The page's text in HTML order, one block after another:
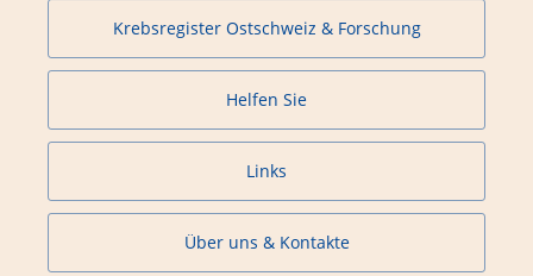
Krebsregister Ostschweiz & Forschung
Helfen Sie
Links
Über uns & Kontakte